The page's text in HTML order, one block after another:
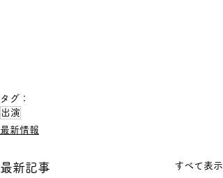
タグ：
出演
最新情報
最新記事 すべて表示